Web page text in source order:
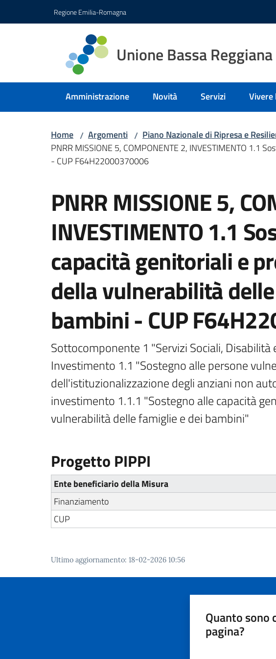
Regione Emilia-Romagna
Unione Bassa Reggiana
Amministrazione Novità Servizi
Home / Argomenti / Piano Nazionale di Ripresa e
PNRR MISSIONE 5, COMPONENTE 2, INVESTIMENTO 1.1
- CUP F64H22000370006
PNRR MISSIONE 5,
INVESTIMENTO 1.1
capacità genitoriali e
della vulnerabilità
bambini - CUP
Sottocomponente 1 "Servizi Sociali, Disabilità
Investimento 1.1 "Sostegno alle persone
dell'istituzionalizzazione degli anziani non
investimento 1.1.1 "Sostegno alle capacità
vulnerabilità delle famiglie e dei bambini"
Progetto PIPPI
Ente beneficiario della Misura
Finanziamento
CUP
Ultimo aggiornamento: 18-02-2026 10:56
Quanto sono
pagina?